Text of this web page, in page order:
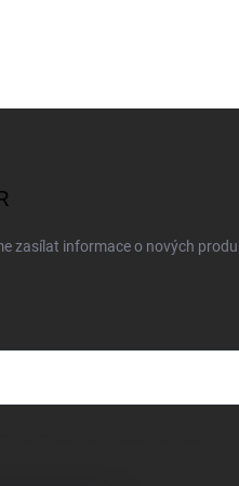
zasílat informace o nových